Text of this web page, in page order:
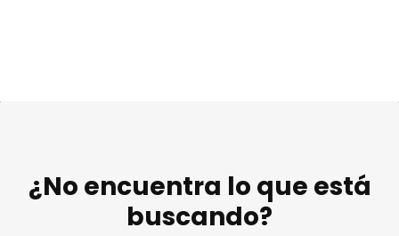
¿No encuentra lo que está
buscando?